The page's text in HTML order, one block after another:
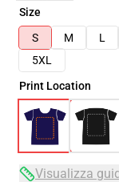
Size
S
M L
5XL
Print Location
Visualizza